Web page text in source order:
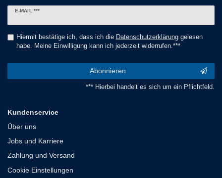
E-MAIL ***
Newsletter
Hiermit bestätige ich, dass ich die Daten­schutz­erklärunggelesen
habe. Meine Einwilligung kann ich jederzeit widerrufen.***
Abonnieren
*** Hierbei handelt es sich um ein Pflichtfeld.
Kundenservice
Über uns
Jobs und Karriere
Zahlung und Versand
Cookie Einstellungen